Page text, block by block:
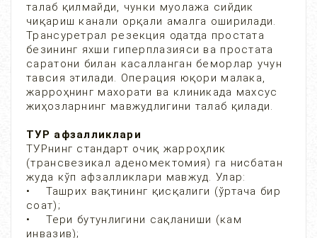
талаб қилмайди, чунки муолажа сийдик
чиқариш канали орқали амалга оширилади.
Трансуретрал резекция одатда простата
безининг яхши гиперплазияси ва простата
саратони билан касалланган беморлар учун
тавсия этилади. Операция юқори малака,
жарроҳнинг махорати ва клиникада махсус
жиҳозларнинг мавжудлигини талаб қилади.
ТУР афзалликлари
ТУРнинг стандарт очиқ жарроҳлик
(трансвезикал аденомектомия) га нисбатан
жуда кўп афзалликлари мавжуд. Улар:
• Ташрих вақтининг қисқалиги (ўртача бир
соат);
• Тери бутунлигини сақланиши (кам
инвазив);